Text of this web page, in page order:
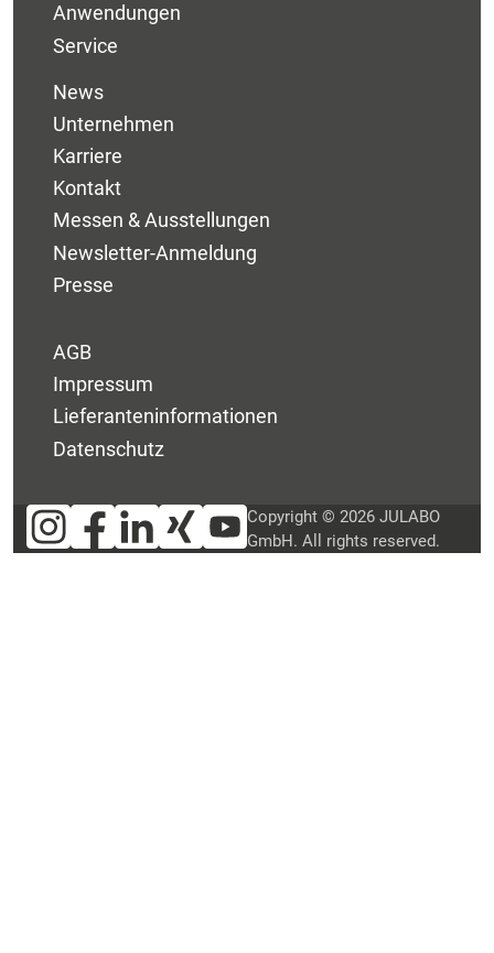
Anwendungen
Service
News
Unternehmen
Karriere
Kontakt
Messen & Ausstellungen
Newsletter-Anmeldung
Presse
AGB
Impressum
Lieferanteninformationen
Datenschutz
Copyright © 2026 JULABO
GmbH. All rights reserved.